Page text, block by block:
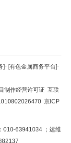
]- [有色金属商务平台]-
制作经营许可证 互联
京ICP
010-63941034 ；运维